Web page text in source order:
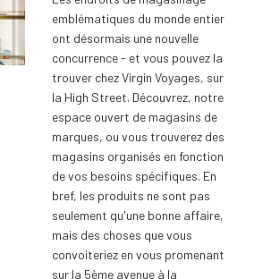
emblématiques du monde entier
ont désormais une nouvelle
concurrence - et vous pouvez la
trouver chez Virgin Voyages, sur
la High Street. Découvrez, notre
espace ouvert de magasins de
marques, ou vous trouverez des
magasins organisés en fonction
de vos besoins spécifiques. En
bref, les produits ne sont pas
seulement qu'une bonne affaire,
mais des choses que vous
convoiteriez en vous promenant
sur la 5ème avenue à la